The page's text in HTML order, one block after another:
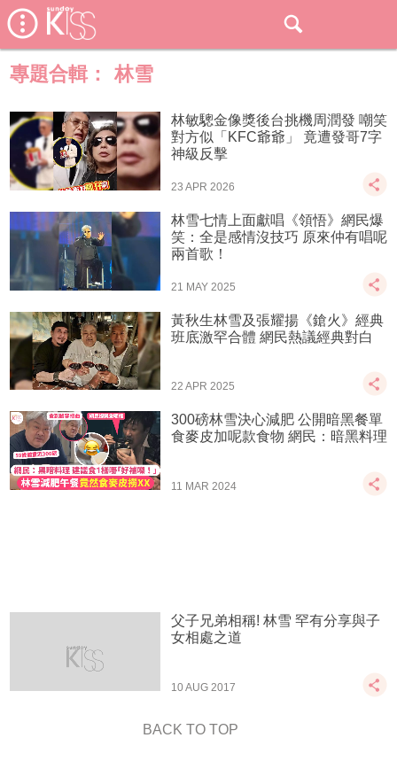
專題合輯： 林雪
林敏驄金像獎後台挑機周潤發 嘲笑
對方似「KFC爺爺」 竟遭發哥7字
神級反擊
23 APR 2026
林雪七情上面獻唱《領悟》網民爆
笑：全是感情沒技巧 原來仲有唱呢
兩首歌！
21 MAY 2025
黃秋生林雪及張耀揚《鎗火》經典
班底激罕合體 網民熱議經典對白
22 APR 2025
300磅林雪決心減肥 公開暗黑餐單
食麥皮加呢款食物 網民：暗黑料理
11 MAR 2024
父子兄弟相稱! 林雪 罕有分享與子
女相處之道
10 AUG 2017
BACK TO TOP